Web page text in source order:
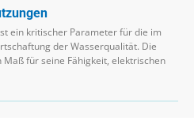
ein kritischer Parameter für die im
der Wasserqualität. Die
für seine Fähigkeit, elektrischen